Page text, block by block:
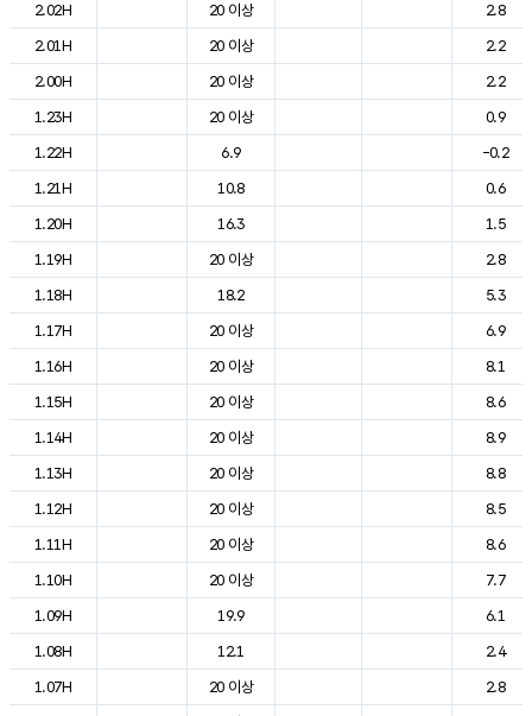
2.02H
20 이상
2.8
2.01H
20 이상
2.2
2.00H
20 이상
2.2
1.23H
20 이상
0.9
1.22H
6.9
-0.2
1.21H
10.8
0.6
1.20H
16.3
1.5
1.19H
20 이상
2.8
1.18H
18.2
5.3
1.17H
20 이상
6.9
1.16H
20 이상
8.1
1.15H
20 이상
8.6
1.14H
20 이상
8.9
1.13H
20 이상
8.8
1.12H
20 이상
8.5
1.11H
20 이상
8.6
1.10H
20 이상
7.7
1.09H
19.9
6.1
1.08H
12.1
2.4
1.07H
20 이상
2.8